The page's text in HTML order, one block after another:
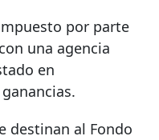
por parte
una agencia
en
destinan al Fondo